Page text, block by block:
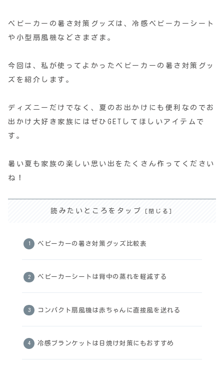
ベビーカーの暑さ対策グッズは、冷感ベビーカーシート
や小型扇風機などさまざま。
今回は、私が使ってよかったベビーカーの暑さ対策グッ
ズを紹介します。
ディズニーだけでなく、夏のお出かけにも便利なのでお
出かけ大好き家族にはぜひGETしてほしいアイテムで
す。
暑い夏も家族の楽しい思い出をたくさん作ってください
ね！
読みたいところをタップ
ベビーカーの暑さ対策グッズ比較表
ベビーカーシートは背中の蒸れを軽減する
コンパクト扇風機は赤ちゃんに直接風を送れる
冷感ブランケットは日焼け対策にもおすすめ